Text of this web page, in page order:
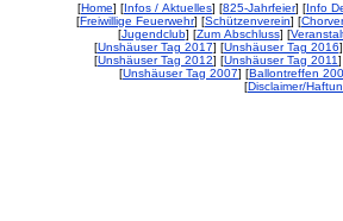
[Home] [Infos / Aktuelles] [825-Jahrfeier] [Info
[Freiwillige Feuerwehr] [Schützenverein] [
[Jugendclub] [Zum Abschluss] [
[Unshäuser Tag 2017] [Unshäuser Tag 2016
[Unshäuser Tag 2012] [Unshäuser Tag 2011
[Unshäuser Tag 2007] [Ballontreffen
[Disclaimer/